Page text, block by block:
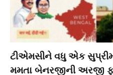
ટીએમસીને વધુ એક
મમતા બેનરજીની અરજી